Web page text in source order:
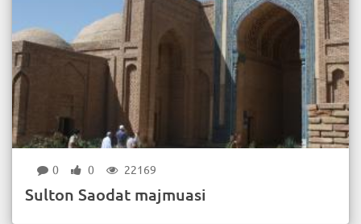
0 0 22169
Sulton Saodat majmuasi